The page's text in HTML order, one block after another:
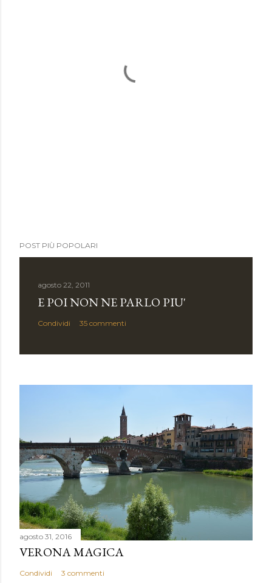
POST PIÙ POPOLARI
agosto 22, 2011
E POI NON NE PARLO PIU'
Condividi 35 commenti
agosto 31, 2016
VERONA MAGICA
Condividi 3 commenti